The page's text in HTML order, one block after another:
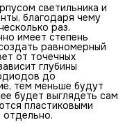
светильника и
благодаря чему
раз.
имеет степень
равномерный
от точечных
глубины
до
тем меньше будут
будет выглядеть сам
пластиковыми
отдельно.